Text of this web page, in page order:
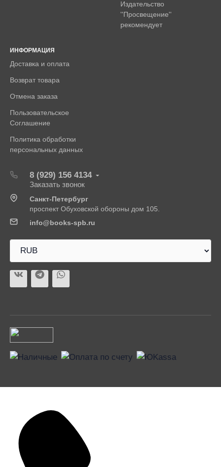
Издательство
''Просвещение''
рекомендует
ИНФОРМАЦИЯ
Доставка и оплата
Возврат товара
Отмена заказа
Пользовательское
Соглашение
Политика обработки
персональных данных
8 (929) 156 4134
Заказать звонок
Санкт-Петербург
проспект Обуховской обороны дом 105.
info@books-spb.ru